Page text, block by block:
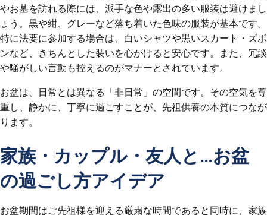
やお墓を訪れる際には、派手な色や露出の多い服装は避けまし
ょう。黒や紺、グレーなど落ち着いた色味の服装が基本です。
特に法要に参加する場合は、白いシャツや黒いスカート・ズボ
ンなど、きちんとした装いを心がけると安心です。また、冗談
や騒がしい言動も控えるのがマナーとされています。
お盆は、日常とは異なる「非日常」の空間です。その空気を尊
重し、静かに、丁寧に過ごすことが、先祖供養の本質につなが
ります。
家族・カップル・友人と…お盆
の過ごし方アイデア
お盆期間はご先祖様を迎える厳粛な時間であると同時に、家族